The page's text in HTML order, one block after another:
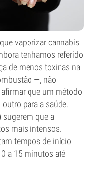
vaporizar cannabis
tenhamos referido
de menos toxinas na
—, não
que um método
para a saúde.
sugerem que a
mais intensos.
tempos de início
a 15 minutos até